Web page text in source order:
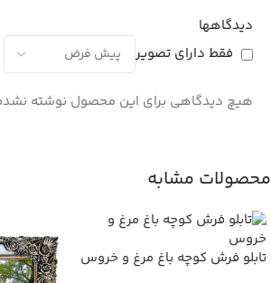
دیدگاهها
فقط دارای تصویر
هیچ دیدگاهی برای این محصول نوشته
محصولات مشابه
تابلو فرش کوچه باغ مرغ و خروس